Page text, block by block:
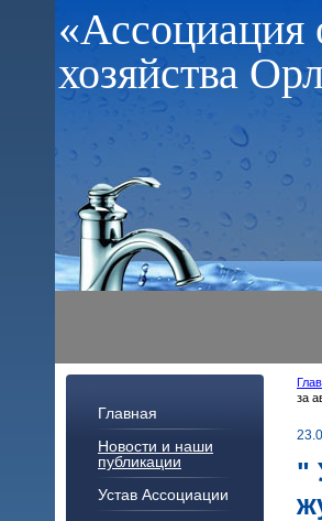
«Ассоциация
хозяйства
Главная
Новости и наши
публикации
Устав Ассоциации
за
"